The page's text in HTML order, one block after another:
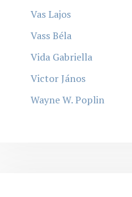
Vas Lajos
Vass Béla
Vida Gabriella
Victor János
Wayne W. Poplin